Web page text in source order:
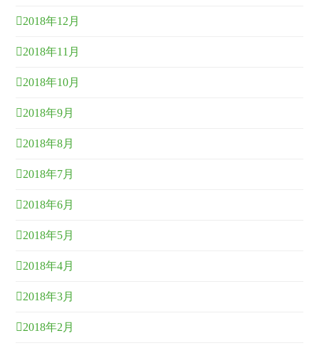
2018年12月
2018年11月
2018年10月
2018年9月
2018年8月
2018年7月
2018年6月
2018年5月
2018年4月
2018年3月
2018年2月